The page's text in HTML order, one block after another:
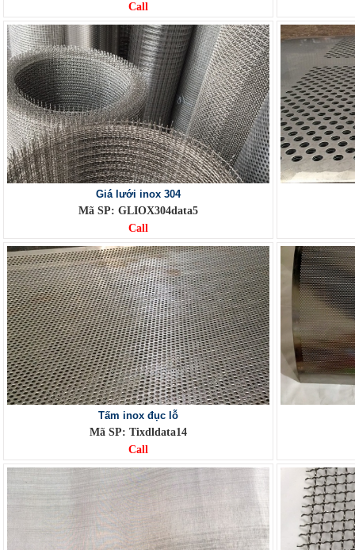
Call
Giá lưới inox 304
Mã SP: GLIOX304data5
Call
Tấm inox đục lỗ
Mã SP: Tixdldata14
Call